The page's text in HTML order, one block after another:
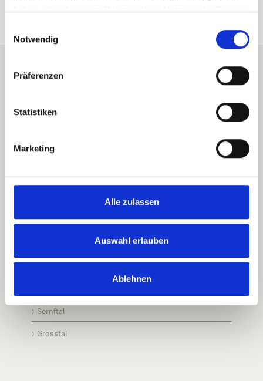
haben oder die sie im Rahmen Ihrer Nutzung der Dienste
Notwendig
Präferenzen
Statistiken
Marketing
Alle zulassen
Auswahl erlauben
Ablehnen
CH-8765
+41 55 642 17 17
info@sernftalbus.ch
Intranet
Ferienregionen
Mettmenalp
Sernftal
Grosstal